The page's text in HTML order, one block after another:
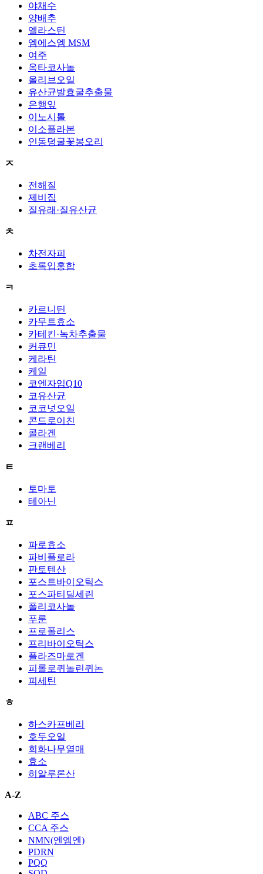
야채수
양배추
엘라스틴
엠에스엠 MSM
여주
옥타코사놀
올리브오일
유산균발효굴추출물
은행잎
이노시톨
이소플라본
인동덩굴꽃봉오리
ㅈ
전해질
제비집
질유래·질유산균
ㅊ
차전자피
초록입홍합
ㅋ
카르니틴
카무트효소
카테킨·녹차추출물
커큐민
케라틴
케일
코엔자임Q10
코유산균
코코넛오일
콘드로이친
콜라겐
크랜베리
ㅌ
토마토
테아닌
ㅍ
파로효소
파비플로라
판토텐산
포스트바이오틱스
포스파티딜세린
폴리코사놀
푸룬
프로폴리스
프리바이오틱스
플라즈마로겐
피롤로퀴놀린퀴논
피세틴
ㅎ
하스카프베리
호두오일
회화나무열매
효소
히알루론산
A-Z
ABC 주스
CCA 주스
NMN(엔엠엔)
PDRN
PQQ